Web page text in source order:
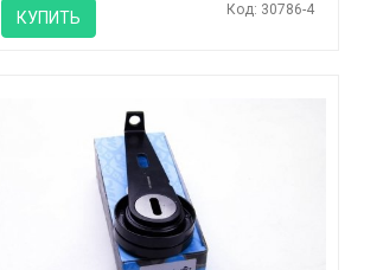
КУПИТЬ Код: 30786-4